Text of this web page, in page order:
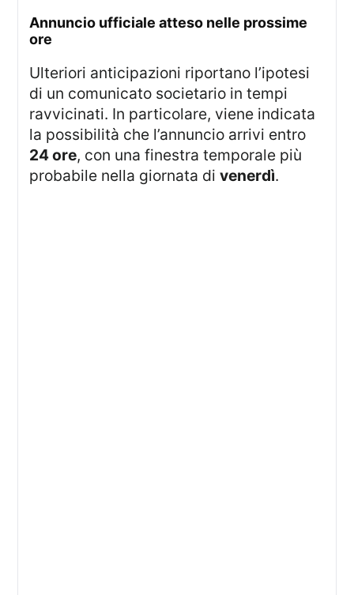
annuncio ufficiale atteso nelle prossime
ore
Ulteriori anticipazioni riportano l’ipotesi
di un comunicato societario in tempi
ravvicinati. In particolare, viene indicata
la possibilità che l’annuncio arrivi entro
24 ore, con una finestra temporale più
probabile nella giornata divenerdì.